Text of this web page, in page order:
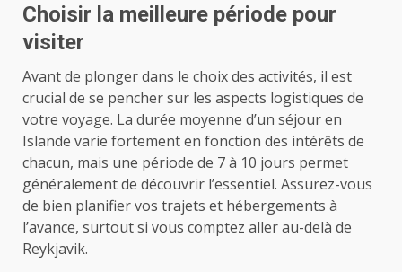
Choisir la meilleure période pour
visiter
Avant de plonger dans le choix des activités, il est
crucial de se pencher sur les aspects logistiques de
votre voyage. La durée moyenne d’un séjour en
Islande varie fortement en fonction des intérêts de
chacun, mais une période de 7 à 10 jours permet
généralement de découvrir l’essentiel. Assurez-vous
de bien planifier vos trajets et hébergements à
l’avance, surtout si vous comptez aller au-delà de
Reykjavik.